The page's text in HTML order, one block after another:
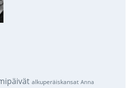
alkuperäiskansat Anna